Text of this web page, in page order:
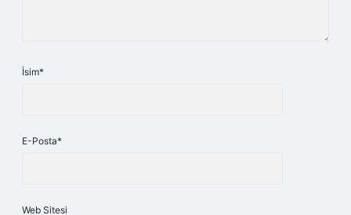
İsim*
E-Posta*
Web Sitesi